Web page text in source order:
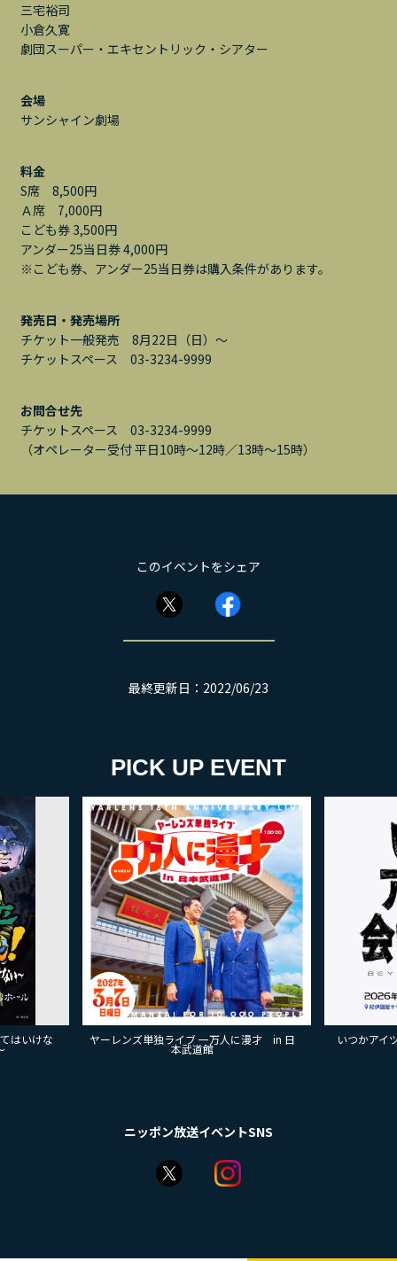
三宅裕司
小倉久寛
劇団スーパー・エキセントリック・シアター
会場
サンシャイン劇場
料金
S席 8,500円
Ａ席 7,000円
こども券 3,500円
アンダー25当日券 4,000円
※こども券、アンダー25当日券は購入条件があります。
発売日・発売場所
チケット一般発売 8月22日（日）～
チケットスペース 03-3234-9999
お問合せ先
チケットスペース 03-3234-9999
（オペレーター受付 平日10時～12時／13時～15時）
このイベントをシェア
最終更新日：2022/06/23
PICK UP EVENT
はいけな ヤーレンズ単独ライブ 一万人に漫才 in 日
本武道館
いつかアイ
ニッポン放送イベントSNS